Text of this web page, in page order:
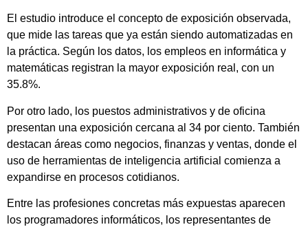
El estudio introduce el concepto de exposición observada,
que mide las tareas que ya están siendo automatizadas en
la práctica. Según los datos, los empleos en informática y
matemáticas registran la mayor exposición real, con un
35.8%.
Por otro lado, los puestos administrativos y de oficina
presentan una exposición cercana al 34 por ciento. También
destacan áreas como negocios, finanzas y ventas, donde el
uso de herramientas de inteligencia artificial comienza a
expandirse en procesos cotidianos.
Entre las profesiones concretas más expuestas aparecen
los programadores informáticos, los representantes de